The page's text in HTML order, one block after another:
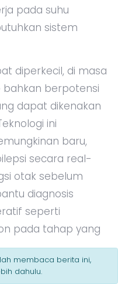
pada suhu
sistem
diperkecil, di masa
bahkan berpotensi
dapat dikenakan
ini
baru,
secara real-
otak sebelum
diagnosis
seperti
pada tahap yang
juga
membaca berita ini,
dahulu.